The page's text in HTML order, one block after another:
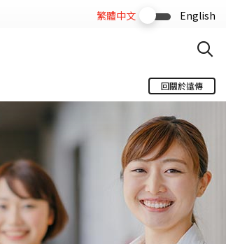
繁體中文 English
回關於遠傳